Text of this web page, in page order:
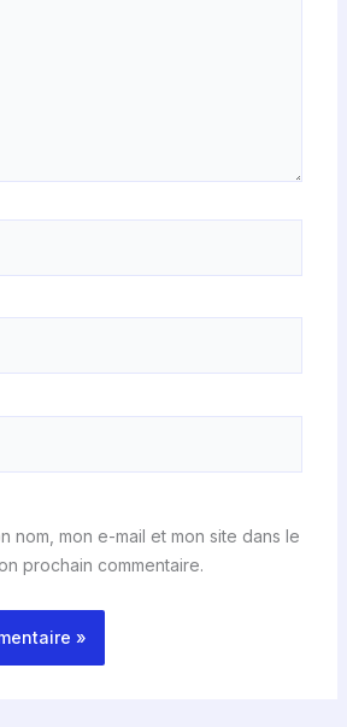
nom, mon e-mail et mon site dans le
prochain commentaire.